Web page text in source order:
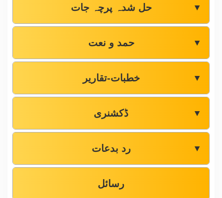
حل شدہ پرچہ جات ▼
حمد و نعت ▼
خطبات-تقاریر ▼
ڈکشنری ▼
رد بدعات ▼
رسائل